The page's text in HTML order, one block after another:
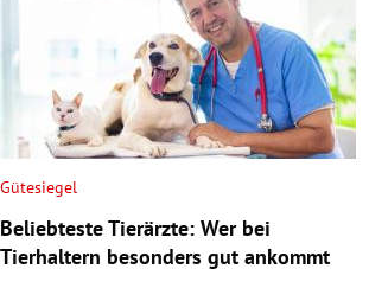
Gütesiegel
Beliebteste Tierärzte: Wer bei
Tierhaltern besonders gut ankommt